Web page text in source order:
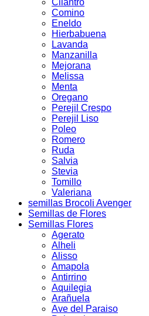
Comino
Eneldo
Hierbabuena
Lavanda
Manzanilla
Mejorana
Melissa
Menta
Oregano
Perejil Crespo
Perejil Liso
Poleo
Romero
Ruda
Salvia
Stevia
Tomillo
Valeriana
semillas Brocoli Avenger
Semillas de Flores
Semillas Flores
Agerato
Alheli
Alisso
Amapola
Antirrino
Aquilegia
Arañuela
Ave del Paraiso